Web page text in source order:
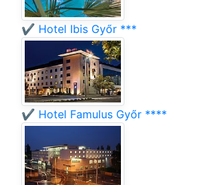
✔️ Hotel Ibis Győr ***
✔️ Hotel Famulus Győr ****